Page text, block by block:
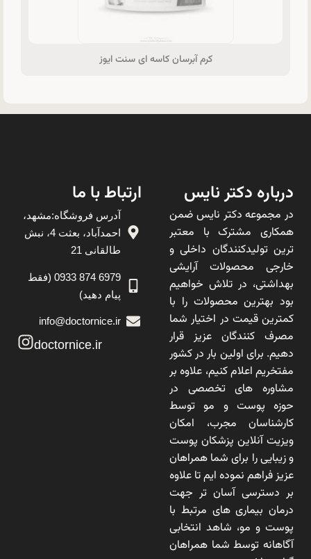
کرم آبرسان کاسه ای سنت ایوز
درباره دکتر نایس
در مجموعه دکتر نایس ضمن
همکاری مشترک با معتبر
ترین تولیدکنندگان داخلی و
خارجی محصولات آرایشی
بهداشتی، در تلاش خواهیم
بود بهترین محصولات را با
کمترین قیمت در اختیار شما
مصرف کنندگان عزیز قرار
دهیم. برای اولین بار در کشور
مفتخریم اعلام کنیم، علاوه بر
مشاوره های تخصصی در
حوزه پوست و مو توسط
کارشناسان مجرب، امکان
ویزیت آنلاین پزشکان پوست
و زیبایی را برای شما همراهان
عزیز فراهم نموده ایم تا علاوه
بر دسترسی آسان تر جهت
درمان بیماری های مرتبط با
پوست و مو، شاهد انتخابی
آگاهانه توسط شما همراهان
ارتباط با ما
آدرس فروشگاه:مشهد،
احمدآباد، بعثت 4، نبش
طالقانی 21
6979 874 0933 (فقط
پیام دهید)
info@doctornice.ir
doctornice.ir